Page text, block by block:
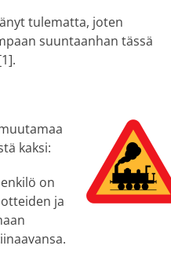
tulematta, joten
suuntaanhan tässä
kaksi:
on
ja